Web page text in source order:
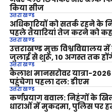
किया सीज
उत्तराखण्ड
अधिकारियों को सतर्क रहने के
पहले तैयारियां तेज करने को
उत्तराखण्ड
उत्तराखण्ड मुक्त विश्वविद्यालय
जुलाई से शुरू, 10 अगस्त तक
उत्तराखण्ड
कैलाश मानसरोवर यात्रा-
पहुंचेगा पहला दल: डीएम
उत्तराखण्ड
कर्णप्रयाग बवाल: निहंगों के
धाराओं में मुकदमा, पुलिस पर